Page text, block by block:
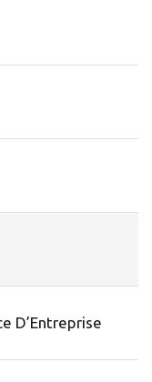
D’Entreprise